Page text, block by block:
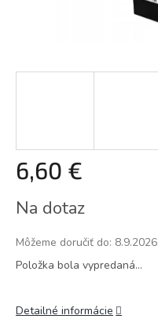
6,60 €
cena:
Na dotaz
Môžeme doručiť do: 8.9.2026
Položka bola vypredaná…
Detailné informácie